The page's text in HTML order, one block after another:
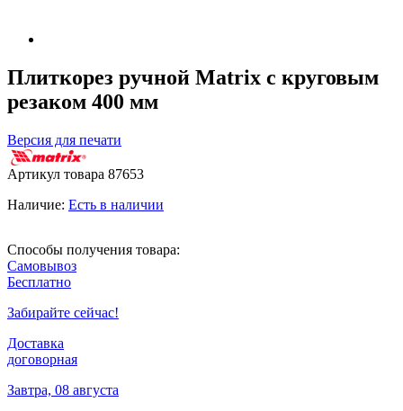
Плиткорез ручной Matrix с круговым
резаком 400 мм
Версия для печати
Артикул товара 87653
Наличие: Есть в наличии
Способы получения товара:
Самовывоз
Бесплатно
Забирайте сейчас!
Доставка
договорная
Завтра, 08 августа